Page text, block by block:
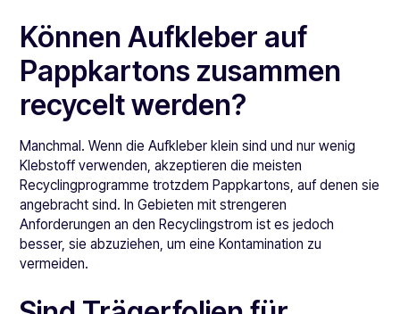
Können Aufkleber auf
Pappkartons zusammen
recycelt werden?
Manchmal. Wenn die Aufkleber klein sind und nur wenig
Klebstoff verwenden, akzeptieren die meisten
Recyclingprogramme trotzdem Pappkartons, auf denen sie
angebracht sind. In Gebieten mit strengeren
Anforderungen an den Recyclingstrom ist es jedoch
besser, sie abzuziehen, um eine Kontamination zu
vermeiden.